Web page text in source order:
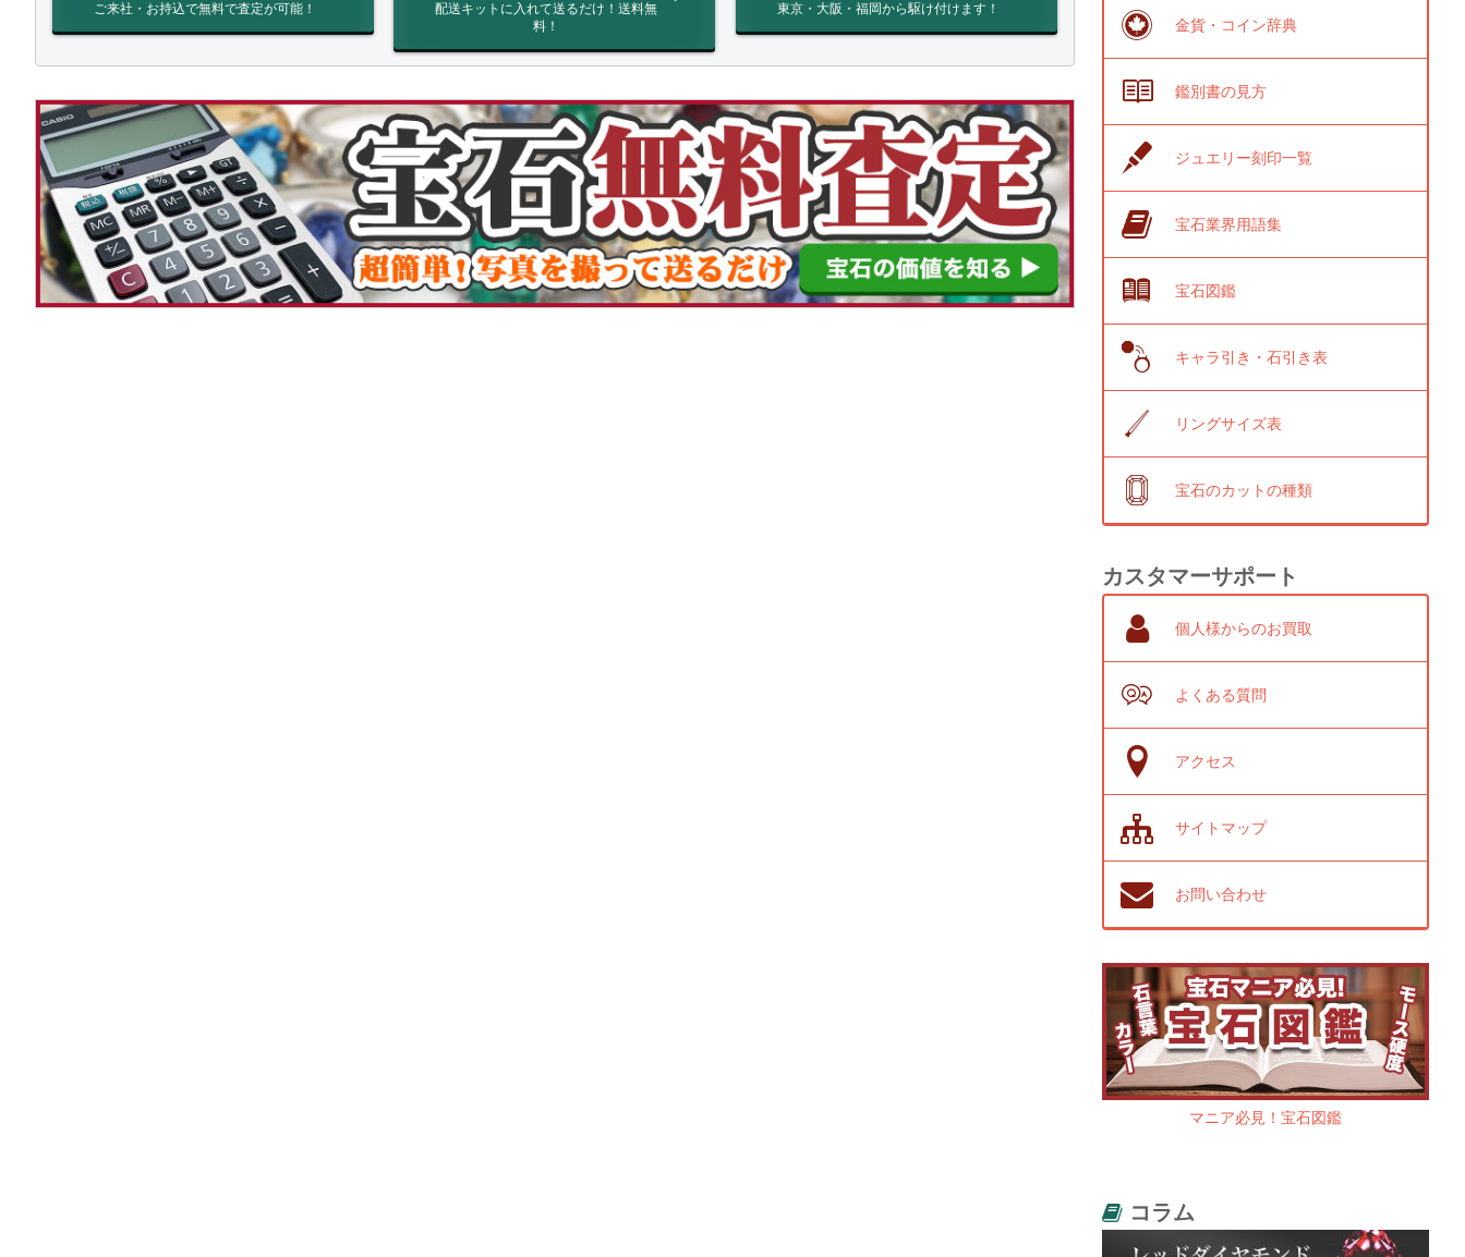
ご来社・お持込で無料で査定が可能！
配送キットに入れて送るだけ！送料無
料！
東京・大阪・福岡から駆け付けます！
金貨・コイン辞典
鑑別書の見方
ジュエリー刻印一覧
宝石業界用語集
宝石図鑑
キャラ引き・石引き表
リングサイズ表
宝石のカットの種類
カスタマーサポート
個人様からのお買取
よくある質問
アクセス
サイトマップ
お問い合わせ
マニア必見！宝石図鑑
コラム